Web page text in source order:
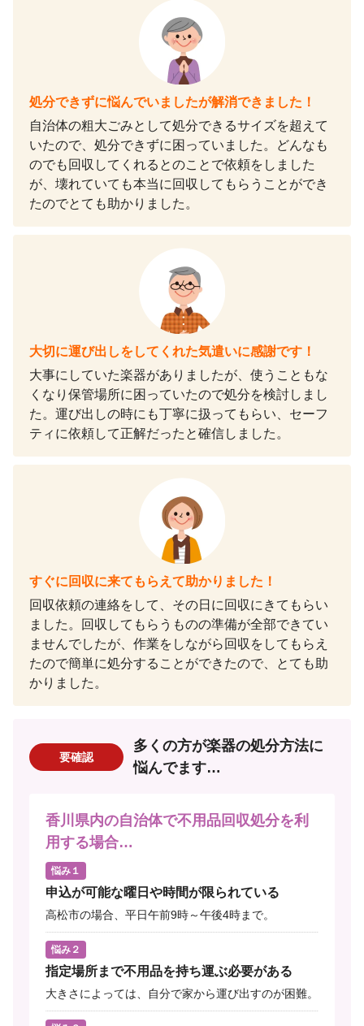
処分できずに悩んでいましたが解消できました！
自治体の粗大ごみとして処分できるサイズを超えて
いたので、処分できずに困っていました。どんなも
のでも回収してくれるとのことで依頼をしました
が、壊れていても本当に回収してもらうことができ
たのでとても助かりました。
大切に運び出しをしてくれた気遣いに感謝です！
大事にしていた楽器がありましたが、使うこともな
くなり保管場所に困っていたので処分を検討しまし
た。運び出しの時にも丁寧に扱ってもらい、セーフ
ティに依頼して正解だったと確信しました。
すぐに回収に来てもらえて助かりました！
回収依頼の連絡をして、その日に回収にきてもらい
ました。回収してもらうものの準備が全部できてい
ませんでしたが、作業をしながら回収をしてもらえ
たので簡単に処分することができたので、とても助
かりました。
要確認
多くの方が楽器の処分方法に
悩んでます…
香川県内の自治体で不用品回収処分を利
用する場合…
悩み１
申込が可能な曜日や時間が限られている
高松市の場合、平日午前9時～午後4時まで。
悩み２
指定場所まで不用品を持ち運ぶ必要がある
大きさによっては、自分で家から運び出すのが困難。